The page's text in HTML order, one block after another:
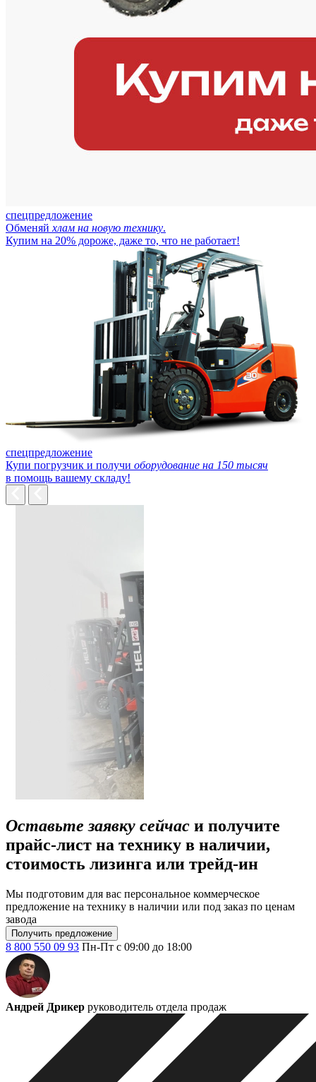
спецпредложение
Обменяй хлам на новую технику.
Купим на 20% дороже, даже то, что не работает!
спецпредложение
Купи погрузчик и получи оборудование на 150 тысяч
в помощь вашему складу!
Оставьте заявку сейчас и получите
прайс-лист на технику в наличии,
стоимость лизинга или трейд-ин
Мы подготовим для вас персональное коммерческое
предложение на технику в наличии или под заказ по ценам
завода
Получить предложение
8 800 550 09 93 Пн-Пт с 09:00 до 18:00
Андрей Дрикер руководитель отдела продаж